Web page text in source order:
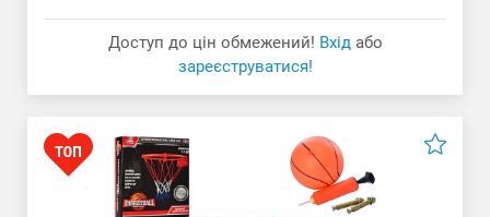
Доступ до цін обмежений! Вхід або
зареєструватися!